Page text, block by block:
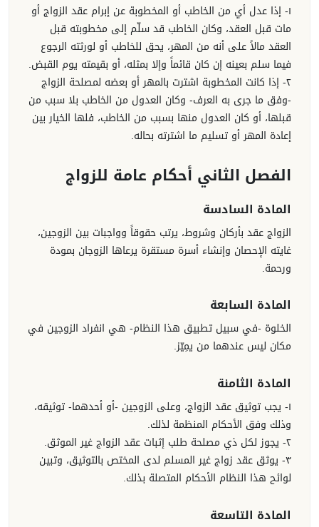
١- إذا عدل أي من الخاطب أو المخطوبة عن إبرام عقد الزواج أو
مات قبل العقد، وكان الخاطب قد سلّم إلى مخطوبته قبل
العقد مالاً على أنه من المهر، يحق للخاطب أو لورثته الرجوع
فيما سلم بعينه إن كان قائماً وإلا بمثله، أو بقيمته يوم القبض.
٢- إذا كانت المخطوبة اشترت بالمهر أو بعضه لمصلحة الزواج
-وفق ما جرى به العرف- وكان العدول من الخاطب بلا سبب من
قبلها، أو كان العدول منها بسبب من الخاطب، فلها الخيار بين
إعادة المهر أو تسليم ما اشترته بحاله.
الفصل الثاني أحكام عامة للزواج
المادة السادسة
الزواج عقد بأركان وشروط، يرتب حقوقاً وواجبات بين الزوجين،
غايته الإحصان وإنشاء أسرة مستقرة يرعاها الزوجان بمودة
ورحمة.
المادة السابعة
الخلوة -في سبيل تطبيق هذا النظام- هي انفراد الزوجين في
مكان ليس عندهما من يمِيّز.
المادة الثامنة
١- يجب توثيق عقد الزواج، وعلى الزوجين -أو أحدهما- توثيقه،
وذلك وفق الأحكام المنظمة لذلك.
٢- يجوز لكل ذي مصلحة طلب إثبات عقد الزواج غير الموثق.
٣- يوثق عقد زواج غير المسلم لدى المختص بالتوثيق، وتبين
لوائح هذا النظام الأحكام المتصلة بذلك.
المادة التاسعة